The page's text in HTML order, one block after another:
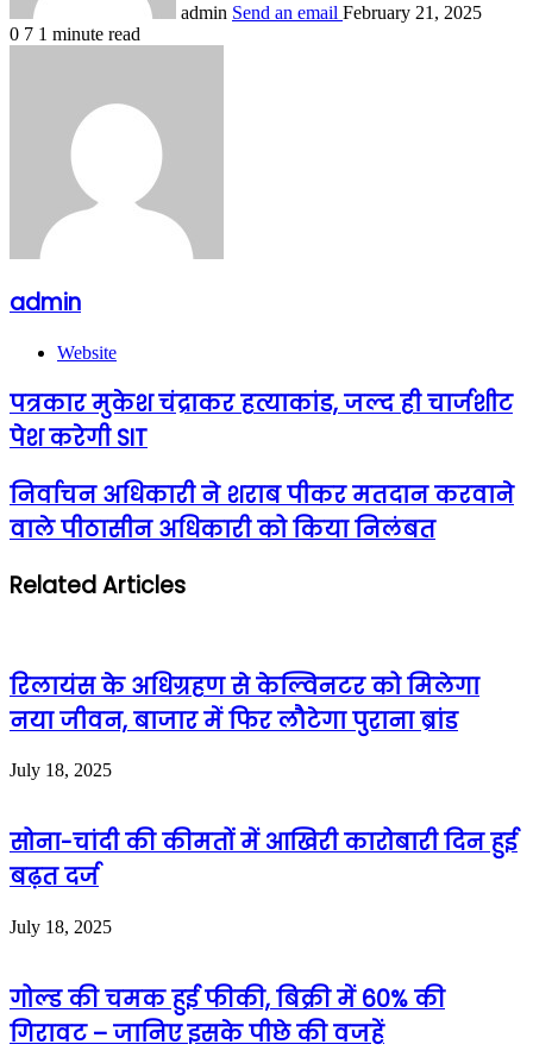
admin Send an email February 21, 2025
0 7 1 minute read
admin
Website
पत्रकार मुकेश चंद्राकर हत्याकांड, जल्द ही चार्जशीट
पेश करेगी SIT
निर्वाचन अधिकारी ने शराब पीकर मतदान करवाने
वाले पीठासीन अधिकारी को किया निलंबत
Related Articles
रिलायंस के अधिग्रहण से केल्विनटर को मिलेगा
नया जीवन, बाजार में फिर लौटेगा पुराना ब्रांड
July 18, 2025
सोना-चांदी की कीमतों में आखिरी कारोबारी दिन हुई
बढ़त दर्ज
July 18, 2025
गोल्ड की चमक हुई फीकी, बिक्री में 60% की
गिरावट – जानिए इसके पीछे की वजहें